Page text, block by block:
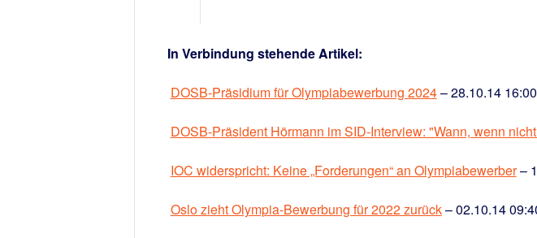
In Verbindung stehende Artikel:
DOSB-Präsidium für Olympiabewerbung 2024– 28.10.14 16:00
DOSB-Präsident Hörmann im SID-Interview: "Wann, wenn
IOC widerspricht: Keine „Forderungen“ an Olympiabewerber–
Oslo zieht Olympia-Bewerbung für 2022 zurück– 02.10.14